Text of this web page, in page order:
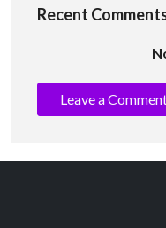
Recent
Leave a